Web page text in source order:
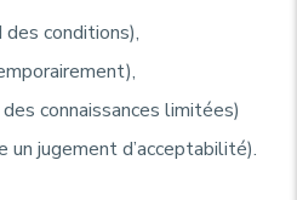
conditions),
connaissances limitées)
jugement d’acceptabilité).